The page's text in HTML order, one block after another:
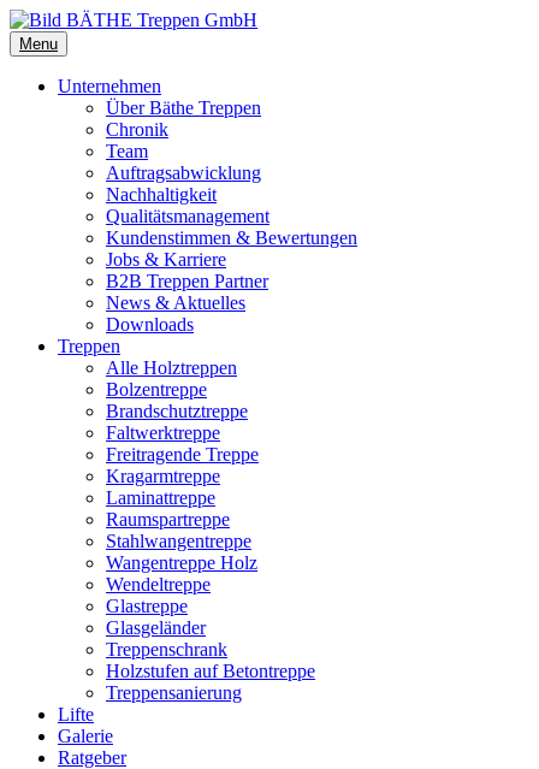
Menu
Unternehmen
Über Bäthe Treppen
Chronik
Team
Auftragsabwicklung
Nachhaltigkeit
Qualitätsmanagement
Kundenstimmen & Bewertungen
Jobs & Karriere
B2B Treppen Partner
News & Aktuelles
Downloads
Treppen
Alle Holztreppen
Bolzentreppe
Brandschutztreppe
Faltwerktreppe
Freitragende Treppe
Kragarmtreppe
Laminattreppe
Raumspartreppe
Stahlwangentreppe
Wangentreppe Holz
Wendeltreppe
Glastreppe
Glasgeländer
Treppenschrank
Holzstufen auf Betontreppe
Treppensanierung
Lifte
Galerie
Ratgeber